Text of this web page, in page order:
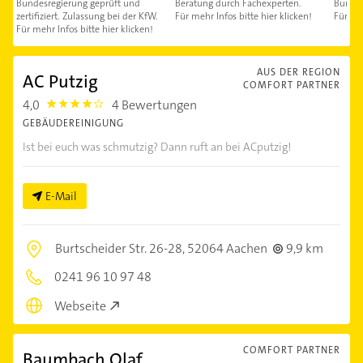
Bundesregierung geprüft und
zertifiziert. Zulassung bei der KfW.
Für mehr Infos bitte hier klicken!
Beratung durch Fachexperten.
Für mehr Infos bitte hier klicken!
Für
AUS DER REGION
COMFORT PARTNER
AC Putzig
4,0 4.0 4 Bewertungen
GEBÄUDEREINIGUNG
Ist bei euch was schmutzig? Dann ruft an bei ACputzig!
E-Mail
Burtscheider Str. 26-28,52064 Aachen
9,9 km
0241 96 10 97 48
Webseite
COMFORT PARTNER